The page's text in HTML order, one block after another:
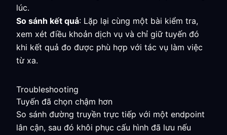
lúc.
So sánh kết quả: Lặp lại cùng một bài kiểm tra,
xem xét điều khoản dịch vụ và chỉ giữ tuyến đó
khi kết quả đo được phù hợp với tác vụ làm việc
từ xa.
Troubleshooting
Tuyến đã chọn chậm hơn
So sánh đường truyền trực tiếp với một endpoint
lân cận, sau đó khôi phục cấu hình đã lưu nếu